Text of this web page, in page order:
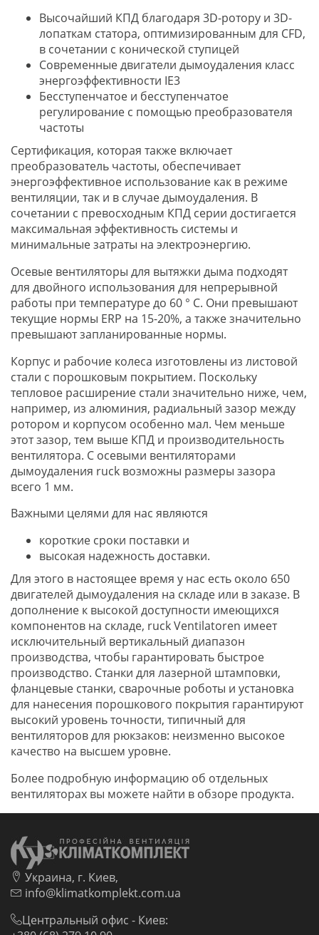
Высочайший КПД благодаря 3D-ротору и 3D-
лопаткам статора, оптимизированным для CFD,
в сочетании с конической ступицей
Современные двигатели дымоудаления класс
энергоэффективности IE3
Бесступенчатое и бесступенчатое
регулирование с помощью преобразователя
частоты
Сертификация, которая также включает
преобразователь частоты, обеспечивает
энергоэффективное использование как в режиме
вентиляции, так и в случае дымоудаления. В
сочетании с превосходным КПД серии достигается
максимальная эффективность системы и
минимальные затраты на электроэнергию.
Осевые вентиляторы для вытяжки дыма подходят
для двойного использования для непрерывной
работы при температуре до 60 ° C. Они превышают
текущие нормы ERP на 15-20%, а также значительно
превышают запланированные нормы.
Корпус и рабочие колеса изготовлены из листовой
стали с порошковым покрытием. Поскольку
тепловое расширение стали значительно ниже, чем,
например, из алюминия, радиальный зазор между
ротором и корпусом особенно мал. Чем меньше
этот зазор, тем выше КПД и производительность
вентилятора. С осевыми вентиляторами
дымоудаления ruck возможны размеры зазора
всего 1 мм.
Важными целями для нас являются
короткие сроки поставки и
высокая надежность доставки.
Для этого в настоящее время у нас есть около 650
двигателей дымоудаления на складе или в заказе. В
дополнение к высокой доступности имеющихся
компонентов на складе, ruck Ventilatoren имеет
исключительный вертикальный диапазон
производства, чтобы гарантировать быстрое
производство. Станки для лазерной штамповки,
фланцевые станки, сварочные роботы и установка
для нанесения порошкового покрытия гарантируют
высокий уровень точности, типичный для
вентиляторов для рюкзаков: неизменно высокое
качество на высшем уровне.
Более подробную информацию об отдельных
вентиляторах вы можете найти в обзоре продукта.
Украина, г. Киев,
info@klimatkomplekt.com.ua
Центральный офис - Киев: